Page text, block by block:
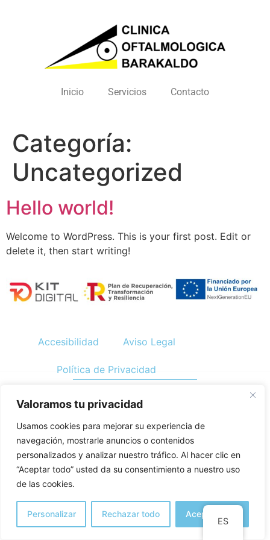
Valoramos tu privacidad
Usamos cookies para mejorar su experiencia de
navegación, mostrarle anuncios o contenidos
personalizados y analizar nuestro tráfico. Al hacer clic en
“Aceptar todo” usted da su consentimiento a nuestro uso
de las cookies.
Personalizar Rechazar todo Aceptar todo
Inicio Servicios Contacto
Categoría:
Uncategorized
Hello world!
Welcome to WordPress. This is your first post. Edit or
delete it, then start writing!
Accesibilidad Aviso Legal
Política de Privacidad
ES